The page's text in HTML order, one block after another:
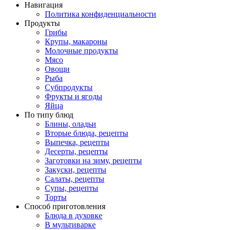
Навигация
Политика конфиденциальности
Продукты
Грибы
Крупы, макароны
Молочные продукты
Мясо
Овощи
Рыба
Субпродукты
Фрукты и ягоды
Яйца
По типу блюд
Блины, оладьи
Вторые блюда, рецепты
Выпечка, рецепты
Десерты, рецепты
Заготовки на зиму, рецепты
Закуски, рецепты
Салаты, рецепты
Супы, рецепты
Торты
Способ приготовления
Блюда в духовке
В мультиварке